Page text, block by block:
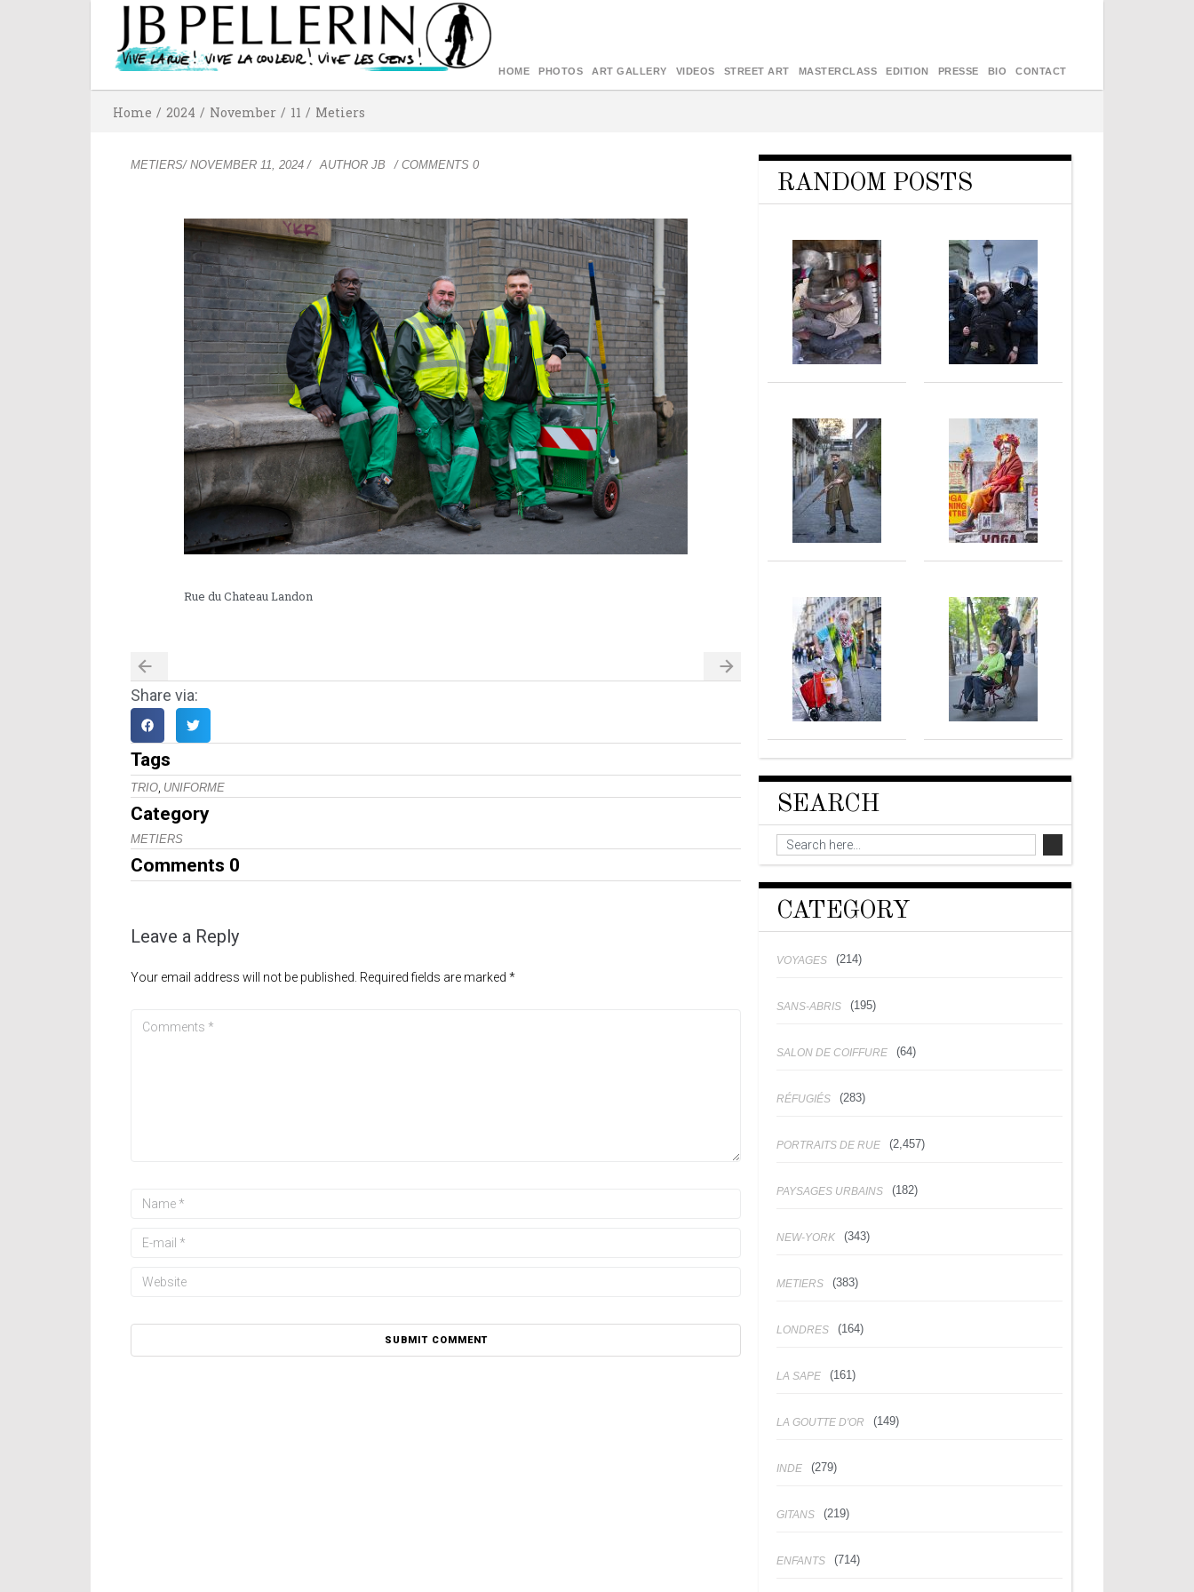
HOME PHOTOS ART GALLERY VIDEOS STREET ART MASTERCLASS EDITION PRESSE BIO CONTACT
Home / 2024 / November / 11 / Metiers
METIERS/ NOVEMBER 11, 2024 / AUTHOR JB / COMMENTS 0
Rue du Chateau Landon
Share via:
Tags
TRIO UNIFORME
Category
METIERS
Comments 0
Leave a Reply
Your email address will not be published. Required fields are marked *
RANDOM POSTS
SEARCH
CATEGORY
VOYAGES (214)
SANS-ABRIS (195)
SALON DE COIFFURE (64)
RÉFUGIÉS (283)
PORTRAITS DE RUE (2,457)
PAYSAGES URBAINS (182)
NEW-YORK (343)
METIERS (383)
LONDRES (164)
LA SAPE (161)
LA GOUTTE D'OR (149)
INDE (279)
GITANS (219)
ENFANTS (714)